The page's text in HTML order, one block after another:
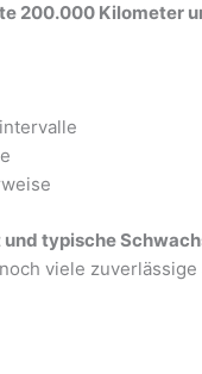
200.000 Kilometer
typische
viele